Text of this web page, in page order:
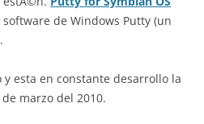
de Windows Putty (un
esta en constante desarrollo la
marzo del 2010.